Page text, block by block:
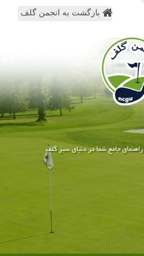
بازگشت به انجمن گلف
جامع شما در دنیای سبز گلف